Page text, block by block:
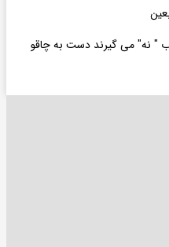
" نه" می گیرند دست به چاقو